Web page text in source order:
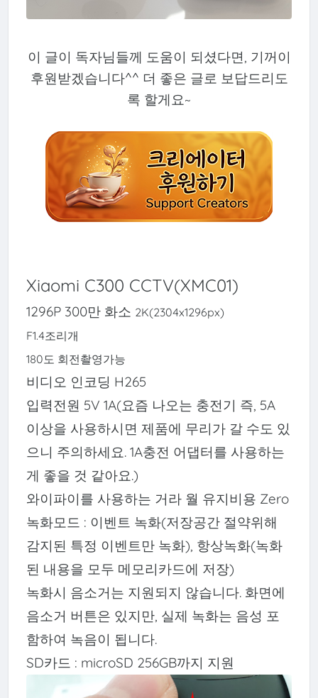
이 글이 독자님들께 도움이 되셨다면, 기꺼이
후원받겠습니다^^ 더 좋은 글로 보답드리도
록 할게요~
Xiaomi C300 CCTV(XMC01)
1296P 300만 화소 2K(2304x1296px)
F1.4조리개
180도 회전촬영가능
비디오 인코딩 H265
입력전원 5V 1A(요즘 나오는 충전기 즉, 5A
이상을 사용하시면 제품에 무리가 갈 수도 있
으니 주의하세요. 1A충전 어댑터를 사용하는
게 좋을 것 같아요.)
와이파이를 사용하는 거라 월 유지비용 Zero
녹화모드 : 이벤트 녹화(저장공간 절약위해
감지된 특정 이벤트만 녹화), 항상녹화(녹화
된 내용을 모두 메모리카드에 저장)
녹화시 음소거는 지원되지 않습니다. 화면에
음소거 버튼은 있지만, 실제 녹화는 음성 포
함하여 녹음이 됩니다.
SD카드 : microSD 256GB까지 지원